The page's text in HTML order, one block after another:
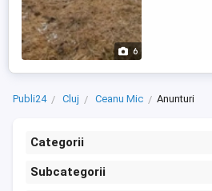
6
Publi24 Cluj Ceanu Mic Anunturi
Categorii
Subcategorii